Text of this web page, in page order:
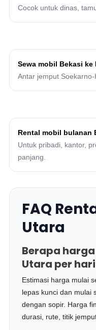
Cocok untuk dinas,
Sewa mobil Bekasi ke
Antar jemput
Rental mobil bulanan
Untuk pribadi, kantor,
panjang.
FAQ
Utara
Berapa
Utara per
Estimasi harga mulai
lepas kunci dan mulai
dengan sopir. Harga
durasi, rute, titik